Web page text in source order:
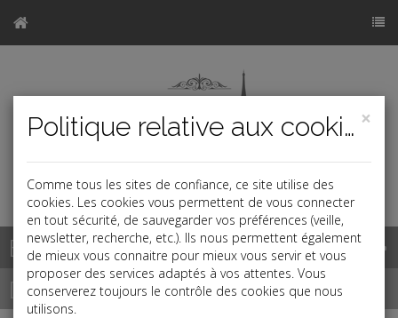
Base documentaire
Dépêches
×
Politique relative aux cookies
Comme tous les sites de confiance, ce site utilise des
cookies. Les cookies vous permettent de vous connecter
en tout sécurité, de sauvegarder vos préférences (veille,
newsletter, recherche, etc.). Ils nous permettent également
de mieux vous connaitre pour mieux vous servir et vous
proposer des services adaptés à vos attentes. Vous
conserverez toujours le contrôle des cookies que nous
utilisons.